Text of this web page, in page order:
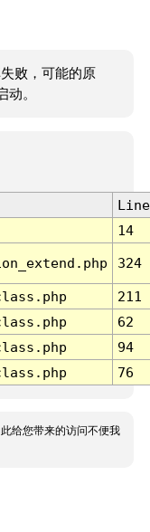
败，可能的原
。
Line
14
324
211
62
94
76
给您带来的访问不便我